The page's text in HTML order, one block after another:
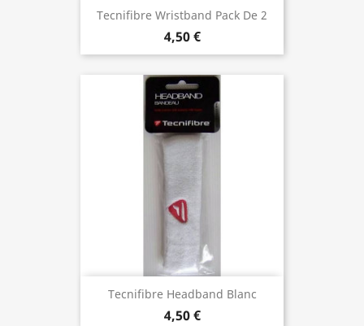
Tecnifibre Wristband Pack De 2
4,50 €
Tecnifibre Headband Blanc
4,50 €